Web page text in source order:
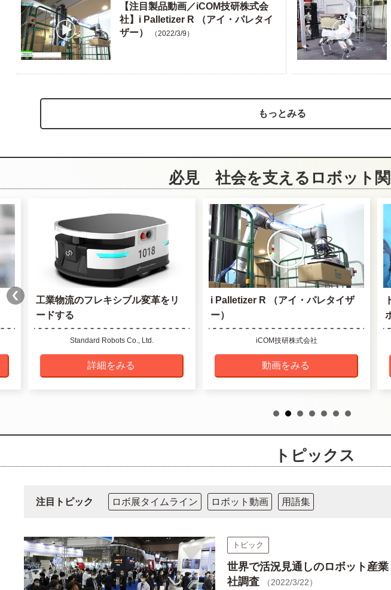
【注目製品動画／iCOM技研株式会
社】i Palletizer R （アイ・パレタイ
ザー）
（2022/3/9）
もっとみる
必見 社会を支えるロボット
工業物流のフレキシブル変革をリ
ードする
Standard Robots Co., Ltd.
詳細をみる
i Palletizer R （アイ・パレタイザ
ー）
iCOM技研株式会社
動画をみる
トピックス
注目トピック ロボ展タイムライン ロボット動画 用語集
トピック
世界で活況見通しのロボット
社調査
（2022/3/22）